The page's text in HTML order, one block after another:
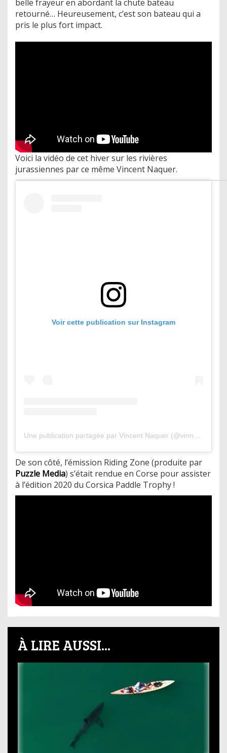
belle frayeur en abordant la chute bateau
retourné… Heureusement, c’est son bateau qui a
pris le plus fort impact.
Voici la vidéo de cet hiver sur les rivières
jurassiennes par ce même Vincent Naquer.
Voir cette publication sur Instagram
De son côté, l’émission Riding Zone (produite par
Puzzle Media) s’était rendue en Corse pour assister
à l’édition 2020 du Corsica Paddle Trophy !
À LIRE AUSSI...